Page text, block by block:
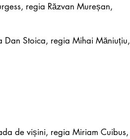
regia Răzvan Mureșan,
Dan Stoica, regia Mihai Măniuțiu,
de vișini, regia Miriam Cuibus,